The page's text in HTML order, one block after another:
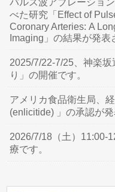
パルス波アブレーショ
べた研究「Effect of
Coronary Arteries: A
Imaging」の結果が発表
2025/7/22-7/25、神楽
り」の開催です。
アメリカ食品衛生局、
(enlicitide) 」の承認が発
2026/7/18（土）11:00-
療です。